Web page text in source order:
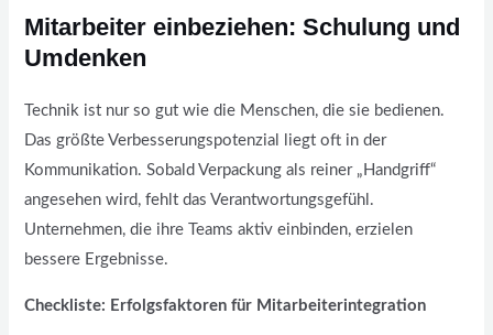
Mitarbeiter einbeziehen: Schulung und
Umdenken
Technik ist nur so gut wie die Menschen, die sie bedienen.
Das größte Verbesserungspotenzial liegt oft in der
Kommunikation. Sobald Verpackung als reiner „Handgriff“
angesehen wird, fehlt das Verantwortungsgefühl.
Unternehmen, die ihre Teams aktiv einbinden, erzielen
bessere Ergebnisse.
Checkliste: Erfolgsfaktoren für Mitarbeiterintegration